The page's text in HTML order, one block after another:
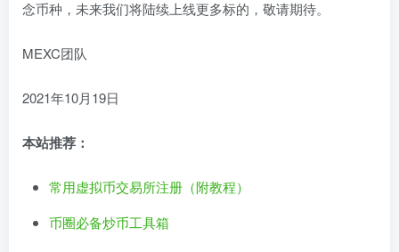
念币种，未来我们将陆续上线更多标的，敬请期待。
MEXC团队
2021年10月19日
本站推荐：
常用虚拟币交易所注册（附教程）
币圈必备炒币工具箱